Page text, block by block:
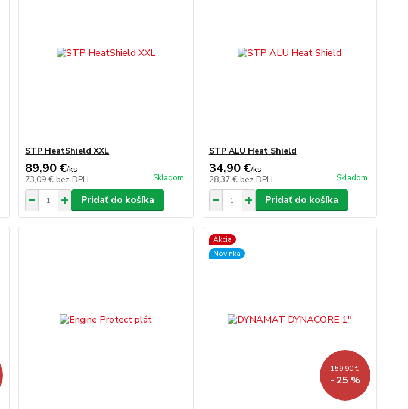
STP HeatShield XXL
89,90 €/ks
73,09 € bez DPH Skladom
Pridať do košíka
STP ALU Heat Shield
34,90 €/ks
28,37 € bez DPH Skladom
Pridať do košíka
Akcia
Novinka
159,90 €
- 25 %